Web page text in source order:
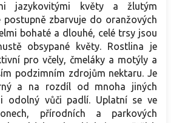
jazykovitými květy a žlutým
postupně zbarvuje do oranžových
bohaté a dlouhé, celé trsy jsou
obsypané květy. Rostlina je
pro včely, čmeláky a motýly a
podzimním zdrojům nektaru. Je
a na rozdíl od mnoha jiných
odolný vůči padlí. Uplatní se ve
přírodních a parkových